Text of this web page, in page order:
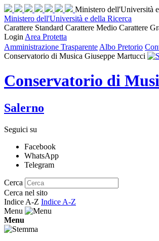
Ministero dell'Università
Ministero dell'Università e della Ricerca
Carattere Standard Carattere Medio Carattere
Login Area Protetta
Amministrazione Trasparente Albo Pretorio
Conservatorio di Musica Giuseppe Martucci
Conservatorio di
Salerno
Seguici su
Facebook
WhatsApp
Telegram
Cerca
Cerca nel sito
Indice A-Z Indice A-Z
Menu
Menu